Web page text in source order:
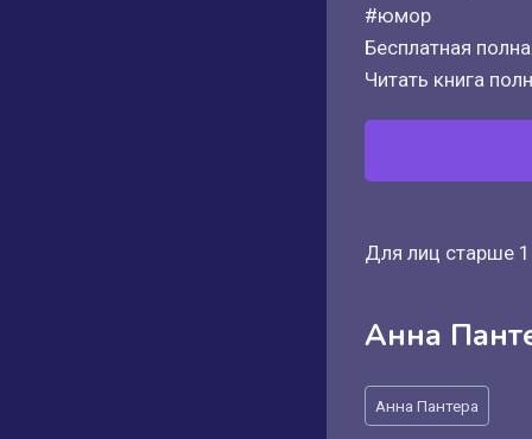
#юмор
Бесплатная
Читать книга
Для лиц старше
Анна
Метки
записи:
Анна Пантера